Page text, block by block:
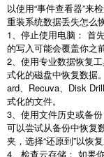
以使用“事件查看器”来
重装系统数据丢失怎么
1、停止使用电脑： 首
的写入可能会覆盖你之
2、使用专业数据恢复
式化的磁盘中恢复数据
ard、 Recuva、 Disk Drill
式化的文件。
3、使用文件历史或备
可以尝试从备份中恢复
夹，选择“还原到”以恢
4、检查云存储： 如果